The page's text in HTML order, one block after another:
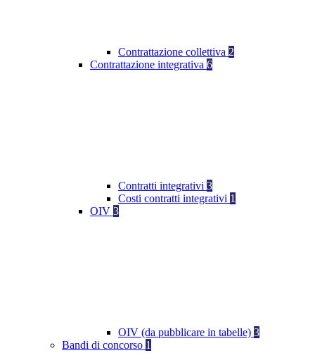
Contrattazione collettiva 2
Contrattazione integrativa 6
Contratti integrativi 3
Costi contratti integrativi 1
OIV 3
OIV (da pubblicare in tabelle) 3
Bandi di concorso 1